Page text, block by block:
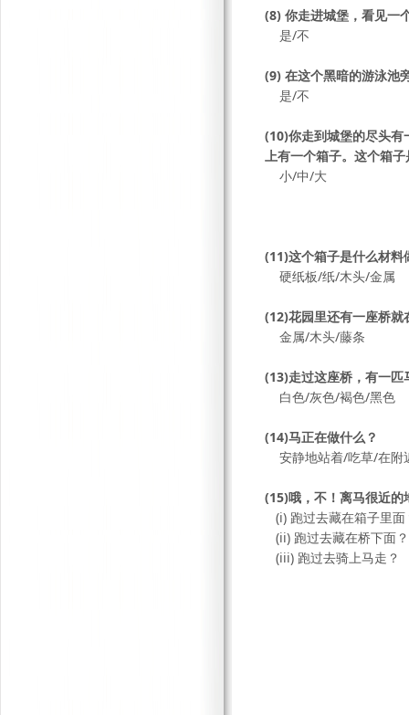
(8) 你走进城堡，看见一
是/不
(9) 在这个黑暗的游泳池
是/不
(10)你走到城堡的尽头有
上有一个箱子。这个箱
小/中/大
(11)这个箱子是什么材料
硬纸板/纸/木头/金属
(12)花园里还有一座桥就
金属/木头/藤条
(13)走过这座桥，有一匹
白色/灰色/褐色/黑色
(14)马正在做什么？
安静地站着/吃草/在附
(15)哦，不！离马很近的
(i) 跑过去藏在箱子里面
(ii) 跑过去藏在桥下面？
(iii) 跑过去骑上马走？